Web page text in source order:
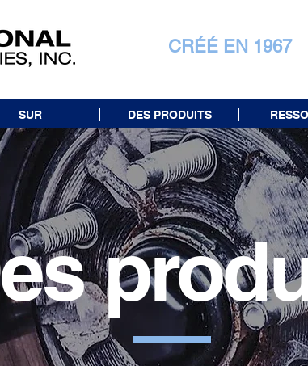
CRÉÉ EN 1967
SUR DES PRODUITS